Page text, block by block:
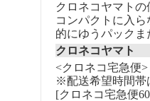
クロネコヤマトの
コンパクトに入
的にゆうパックま
クロネコヤマト
<クロネコ宅急便>
※配送希望時間帯
[クロネコ宅急便